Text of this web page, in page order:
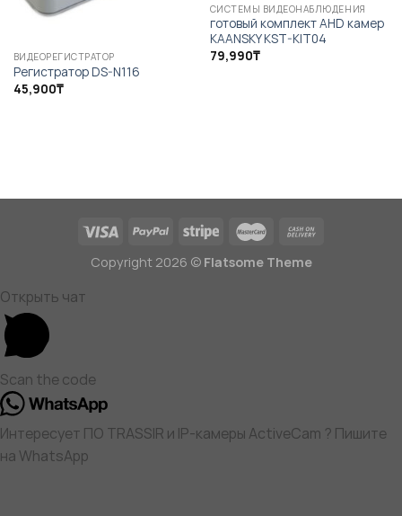
ВИДЕОРЕГИСТРАТОР
Регистратор DS-N116
45,900₸
СИСТЕМЫ ВИДЕОНАБЛЮДЕНИЯ
готовый комплект AHD камер
KAANSKY KST-KIT04
79,990₸
Copyright 2026 © Flatsome Theme
Открыть чат
Scan the code
Интересует ПО TRASSIR и IP-камеры ActiveCam ? Пишите
на WhatsApp